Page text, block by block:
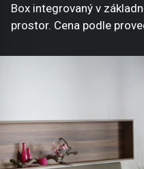
Box integrovaný v
prostor. Cena podle